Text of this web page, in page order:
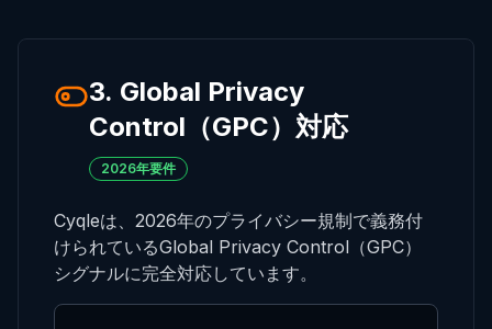
3. Global Privacy
Control（GPC）対応
2026年要件
Cyqleは、2026年のプライバシー規制で義務付
けられているGlobal Privacy Control（GPC）
シグナルに完全対応しています。